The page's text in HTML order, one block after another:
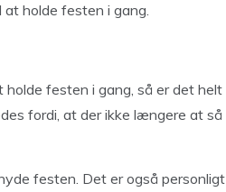
at holde festen i gang.
festen i gang, så er det helt
fordi, at der ikke længere at så
festen. Det er også personligt